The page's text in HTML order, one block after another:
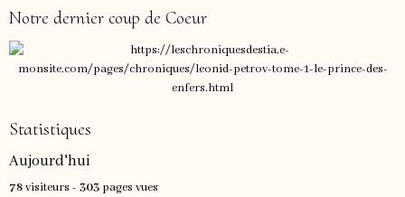
Notre dernier coup de Coeur
Statistiques
Aujourd'hui
78visiteurs - 303 pages vues